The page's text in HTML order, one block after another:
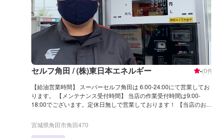
セルフ角田 / (株)東日本エネルギー -(0件)
【給油営業時間】 スーパーセルフ角田は 6:00-24:00にて営業してお
ります。 【メンテナンス受付時間】 当店の作業受付時間は9:00-
18:00でございます。定休日無しで営業しております！ 【当店のお得
ます。 ・アポロステーションカード 毎回お得な値引きがつきま
す！ 【国家資格保持者が在籍】 当店は3級整備士が1名在籍しており
宮城県角田市角田470